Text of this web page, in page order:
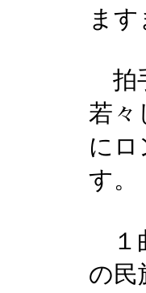
ま
拍
若々
に
す。
１
の民